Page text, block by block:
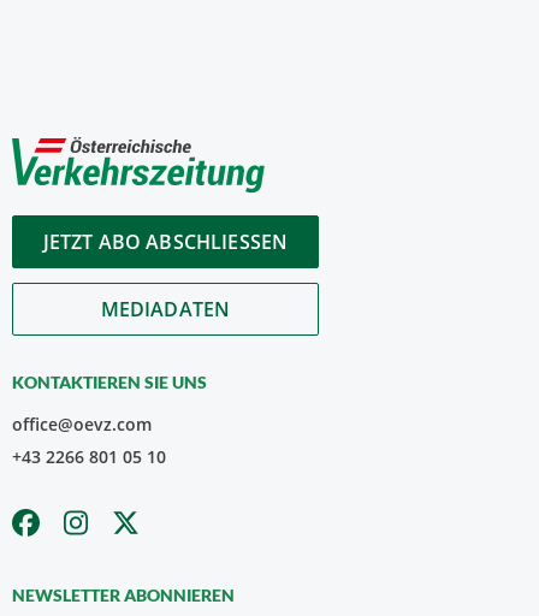
JETZT ABO ABSCHLIESSEN
MEDIADATEN
KONTAKTIEREN SIE UNS
office@oevz.com
+43 2266 801 05 10
NEWSLETTER ABONNIEREN